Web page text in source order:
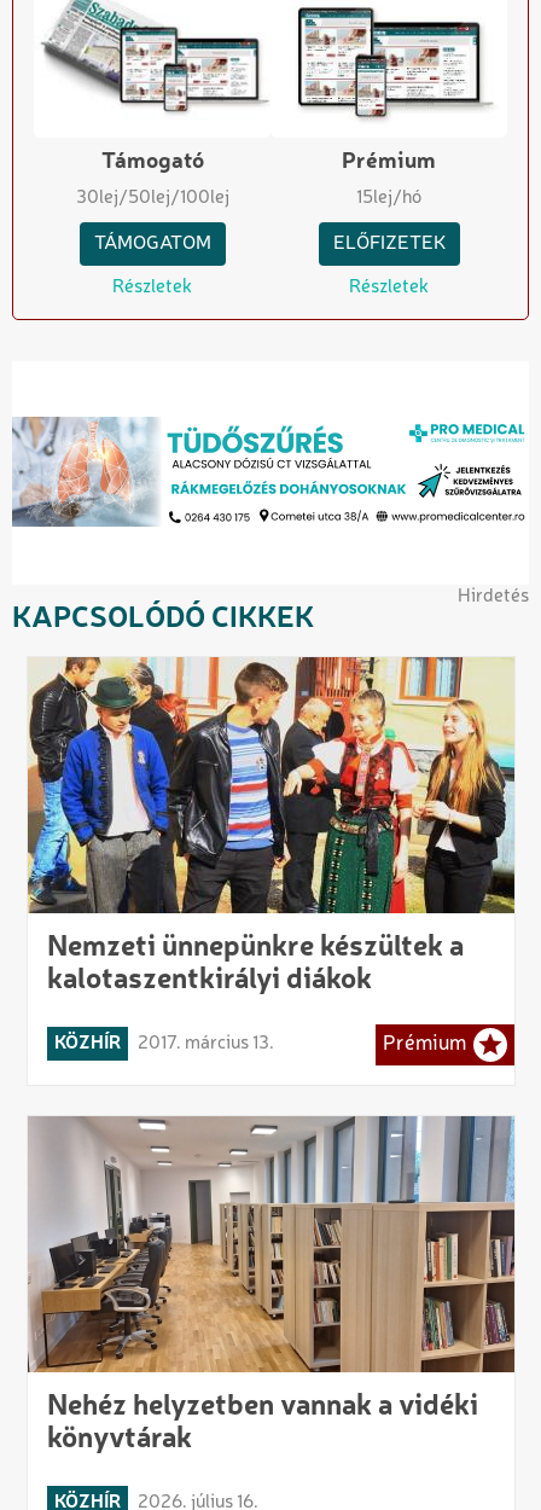
Támogató
30lej/50lej/100lej
TÁMOGATOM
Részletek
Prémium
15lej/hó
ELŐFIZETEK
Részletek
Hirdetés
KAPCSOLÓDÓ CIKKEK
Nemzeti ünnepünkre készültek a
kalotaszentkirályi diákok
KÖZHÍR 2017. március 13. Prémium
Nehéz helyzetben vannak a vidéki
könyvtárak
KÖZHÍR 2026. július 16.